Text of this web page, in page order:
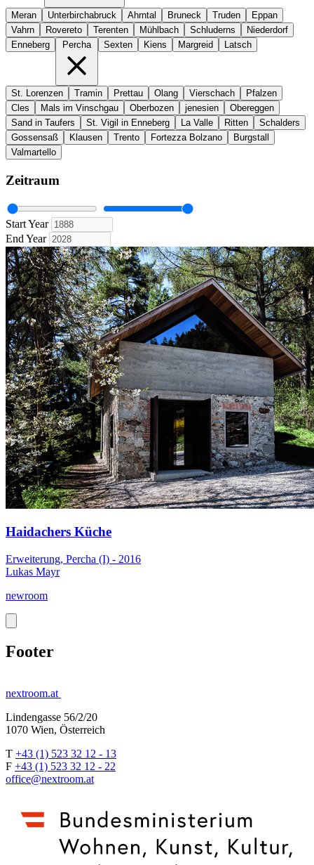
Meran Unterbirchabruck Ahrntal Bruneck Truden
Eppan
Vahrn
Rovereto Terenten Mühlbach Schluderns
Niederdorf
Enneberg
Percha Sexten Kiens Margreid Latsch
St. Lorenzen Tramin Prettau Olang Vierschach
Pfalzen
Cles
Mals im Vinschgau Oberbozen jenesien
Obereggen
Sand in Taufers
St. Vigil in Enneberg La Valle Ritten
Schalders
Gossensaß
Klausen Trento Fortezza Bolzano
Burgstall
Valmartello
Zeitraum
Start Year
End Year
Haidachers Küche
Erweiterung, Percha (I) - 2016
Lukas Mayr
newroom
Footer
nextroom.at
Lindengasse 56/2/20
1070 Wien, Österreich
T +43 (1) 523 32 12 - 13
F +43 (1) 523 32 12 - 22
office@nextroom.at